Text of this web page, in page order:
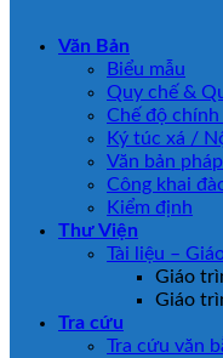
Văn Bản
Biểu mẫu
Quy chế &
Chế độ
Ký túc xá /
Văn bản
Công khai
Kiểm định
Thư Viện
Tài liệu –
Giáo
Giáo
Tra cứu
Tra cứu văn